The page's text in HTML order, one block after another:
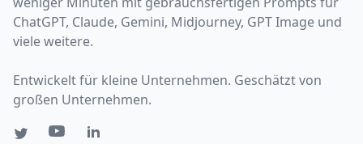
ChatGPT, Claude, Gemini, Midjourney, GPT Image und
viele weitere.
Entwickelt für kleine Unternehmen. Geschätzt von
großen Unternehmen.